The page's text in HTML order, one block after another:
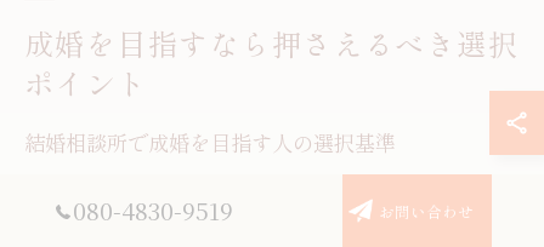
成婚を目指すなら押さえるべき選択
ポイント
結婚相談所で成婚を目指す人の選択基準
基準は「会員層」「サポート体制」「料金体系」「実
080-4830-9519 お問い合わせ